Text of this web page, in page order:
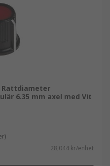
Rattdiameter
6.35 mm axel med Vit
28,044 kr/enhet